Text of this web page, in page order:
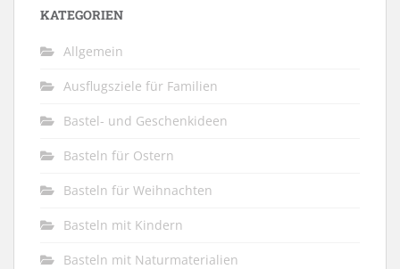
KATEGORIEN
Allgemein
Ausflugsziele für Familien
Bastel- und Geschenkideen
Basteln für Ostern
Basteln für Weihnachten
Basteln mit Kindern
Basteln mit Naturmaterialien